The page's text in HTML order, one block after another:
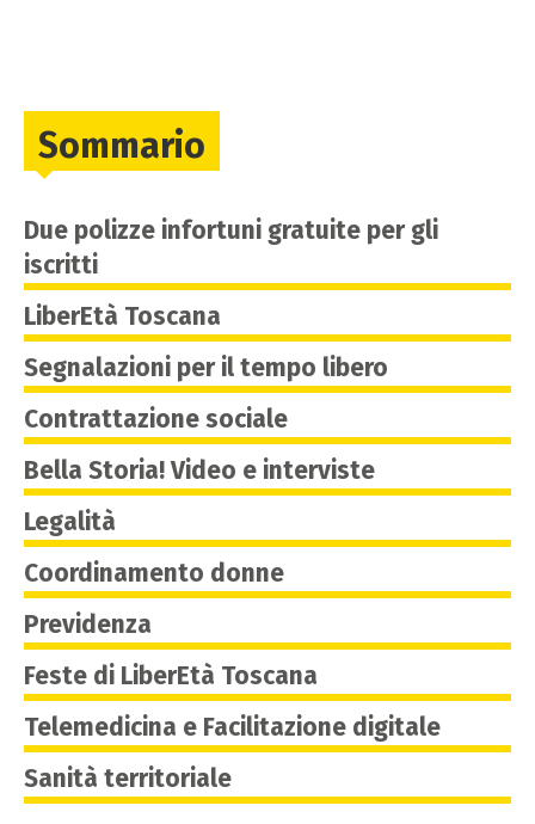
Sommario
Due polizze infortuni gratuite per gli
iscritti
LiberEtà Toscana
Segnalazioni per il tempo libero
Contrattazione sociale
Bella Storia! Video e interviste
Legalità
Coordinamento donne
Previdenza
Feste di LiberEtà Toscana
Telemedicina e Facilitazione digitale
Sanità territoriale